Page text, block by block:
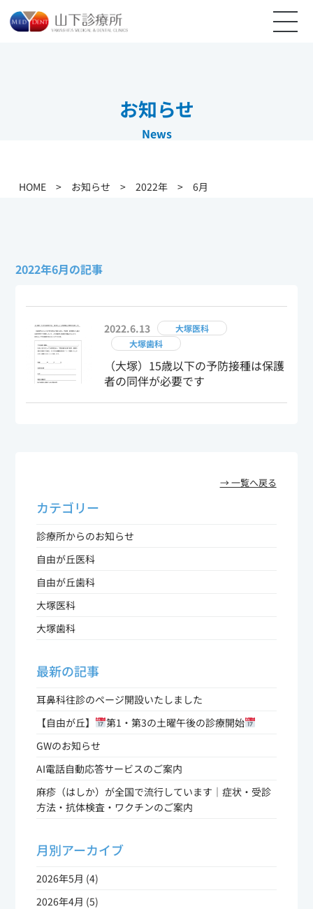
お知らせ
News
HOME > お知らせ >2022年 >6月
2022年6月の記事
2022.6.13
大塚医科
大塚歯科
（大塚）15歳以下の予防接種は保護
者の同伴が必要です
→ 一覧へ戻る
カテゴリー
診療所からのお知らせ
自由が丘医科
自由が丘歯科
大塚医科
大塚歯科
最新の記事
耳鼻科往診のページ開設いたしました
【自由が丘】
第1・第3の土曜午後の診療開始
GWのお知らせ
AI電話自動応答サービスのご案内
麻疹（はしか）が全国で流行しています｜症状・受診
方法・抗体検査・ワクチンのご案内
月別アーカイブ
2026年5月 (4)
2026年4月 (5)